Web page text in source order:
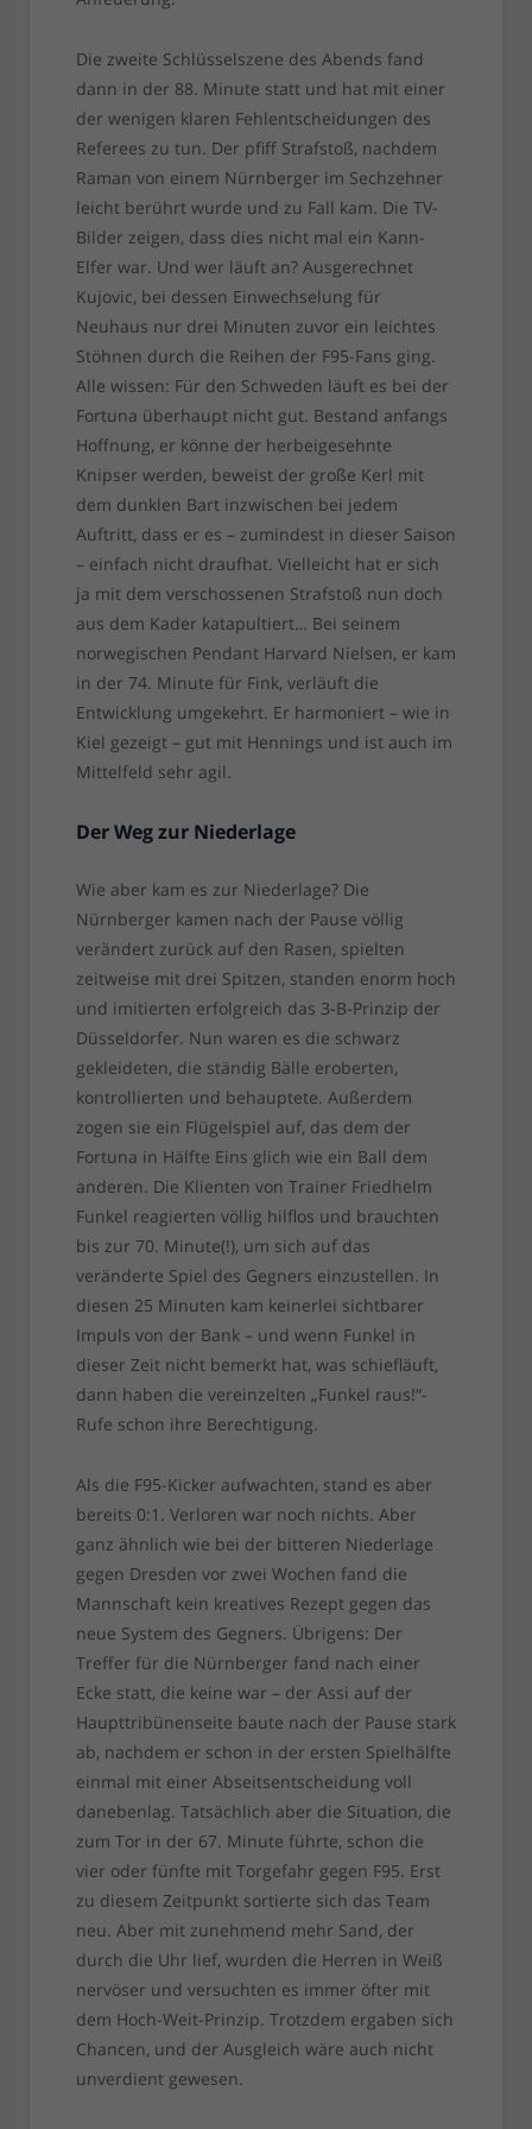
Die zweite Schlüsselszene des Abends fand
dann in der 88. Minute statt und hat mit einer
der wenigen klaren Fehlentscheidungen des
Referees zu tun. Der pfiff Strafstoß, nachdem
Raman von einem Nürnberger im Sechzehner
leicht berührt wurde und zu Fall kam. Die TV-
Bilder zeigen, dass dies nicht mal ein Kann-
Elfer war. Und wer läuft an? Ausgerechnet
Kujovic, bei dessen Einwechselung für
Neuhaus nur drei Minuten zuvor ein leichtes
Stöhnen durch die Reihen der F95-Fans ging.
Alle wissen: Für den Schweden läuft es bei der
Fortuna überhaupt nicht gut. Bestand anfangs
Hoffnung, er könne der herbeigesehnte
Knipser werden, beweist der große Kerl mit
dem dunklen Bart inzwischen bei jedem
Auftritt, dass er es – zumindest in dieser Saison
– einfach nicht draufhat. Vielleicht hat er sich
ja mit dem verschossenen Strafstoß nun doch
aus dem Kader katapultiert… Bei seinem
norwegischen Pendant Harvard Nielsen, er kam
in der 74. Minute für Fink, verläuft die
Entwicklung umgekehrt. Er harmoniert – wie in
Kiel gezeigt – gut mit Hennings und ist auch im
Mittelfeld sehr agil.
Der Weg zur Niederlage
Wie aber kam es zur Niederlage? Die
Nürnberger kamen nach der Pause völlig
verändert zurück auf den Rasen, spielten
zeitweise mit drei Spitzen, standen enorm hoch
und imitierten erfolgreich das 3-B-Prinzip der
Düsseldorfer. Nun waren es die schwarz
gekleideten, die ständig Bälle eroberten,
kontrollierten und behauptete. Außerdem
zogen sie ein Flügelspiel auf, das dem der
Fortuna in Hälfte Eins glich wie ein Ball dem
anderen. Die Klienten von Trainer Friedhelm
Funkel reagierten völlig hilflos und brauchten
bis zur 70. Minute(!), um sich auf das
veränderte Spiel des Gegners einzustellen. In
diesen 25 Minuten kam keinerlei sichtbarer
Impuls von der Bank – und wenn Funkel in
dieser Zeit nicht bemerkt hat, was schiefläuft,
dann haben die vereinzelten „Funkel raus!“-
Rufe schon ihre Berechtigung.
Als die F95-Kicker aufwachten, stand es aber
bereits 0:1. Verloren war noch nichts. Aber
ganz ähnlich wie bei der bitteren Niederlage
gegen Dresden vor zwei Wochen fand die
Mannschaft kein kreatives Rezept gegen das
neue System des Gegners. Übrigens: Der
Treffer für die Nürnberger fand nach einer
Ecke statt, die keine war – der Assi auf der
Haupttribünenseite baute nach der Pause stark
ab, nachdem er schon in der ersten Spielhälfte
einmal mit einer Abseitsentscheidung voll
danebenlag. Tatsächlich aber die Situation, die
zum Tor in der 67. Minute führte, schon die
vier oder fünfte mit Torgefahr gegen F95. Erst
zu diesem Zeitpunkt sortierte sich das Team
neu. Aber mit zunehmend mehr Sand, der
durch die Uhr lief, wurden die Herren in Weiß
nervöser und versuchten es immer öfter mit
dem Hoch-Weit-Prinzip. Trotzdem ergaben sich
Chancen, und der Ausgleich wäre auch nicht
unverdient gewesen.